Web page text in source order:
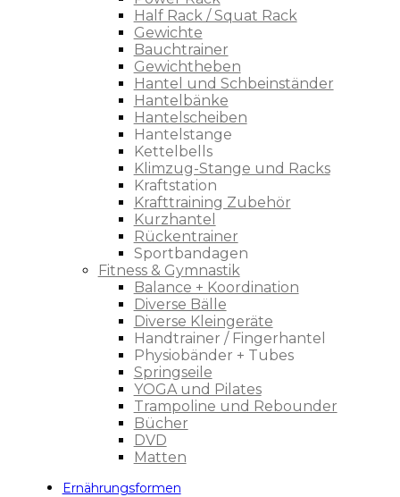
Half Rack / Squat Rack
Gewichte
Bauchtrainer
Gewichtheben
Hantel und Schbeinständer
Hantelbänke
Hantelscheiben
Hantelstange
Kettelbells
Klimzug-Stange und Racks
Kraftstation
Krafttraining Zubehör
Kurzhantel
Rückentrainer
Sportbandagen
Fitness & Gymnastik
Balance + Koordination
Diverse Bälle
Diverse Kleingeräte
Handtrainer / Fingerhantel
Physiobänder + Tubes
Springseile
YOGA und Pilates
Trampoline und Rebounder
Bücher
DVD
Matten
Ernährungsformen